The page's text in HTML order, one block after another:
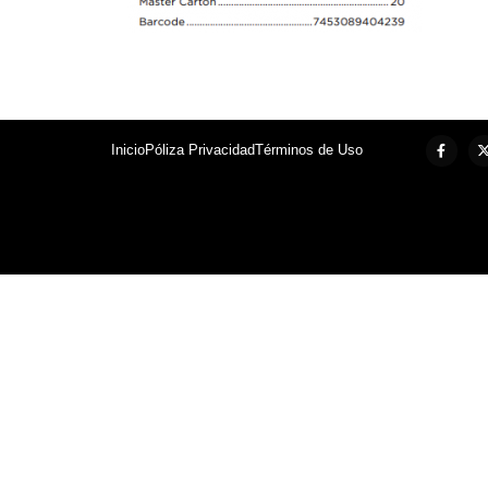
InicioPóliza PrivacidadTérminos de Uso